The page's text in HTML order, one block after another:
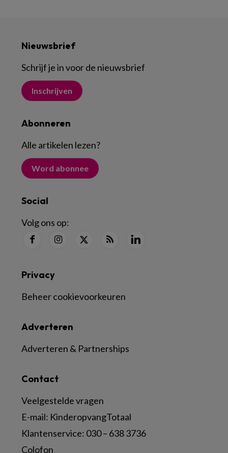
Nieuwsbrief
Schrijf je in voor de nieuwsbrief
Inschrijven
Abonneren
Alle artikelen lezen?
Word abonnee
Social
Volg ons op:
Contact
Veelgestelde vragen
E-mail: KinderopvangTotaal
Klantenservice: 030 – 638 3736
Colofon
Adverteren
Adverteren & Partnerships
Privacy
Beheer cookievoorkeuren